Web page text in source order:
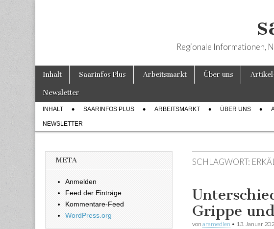
Regionale Informationen,
Hauptmenü
Weiter zum Inhalt
Inhalt Saarinfos Plus Arbeitsmarkt Über uns
Newsletter
Untermenü
INHALT SAARINFOS PLUS ARBEITSMARKT ÜBER UNS
NEWSLETTER
SCHLAGWORT:
Grippe
von aramedien • 13. Januar
META
Anmelden
Feed der Einträge
Kommentare-Feed
WordPress.org